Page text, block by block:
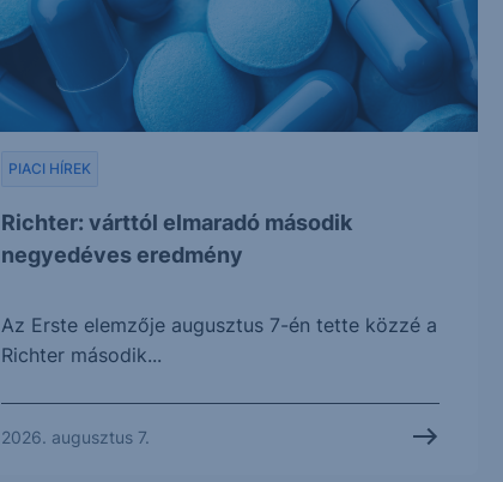
Richter: várttól elmaradó második
negyedéves eredmény
PIACI HÍREK
Az Erste elemzője augusztus 7-én tette közzé a
Richter második...
2026. augusztus 7.